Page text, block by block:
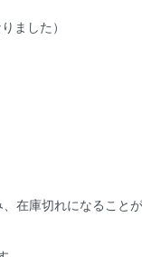
ました）
在庫切れになることが